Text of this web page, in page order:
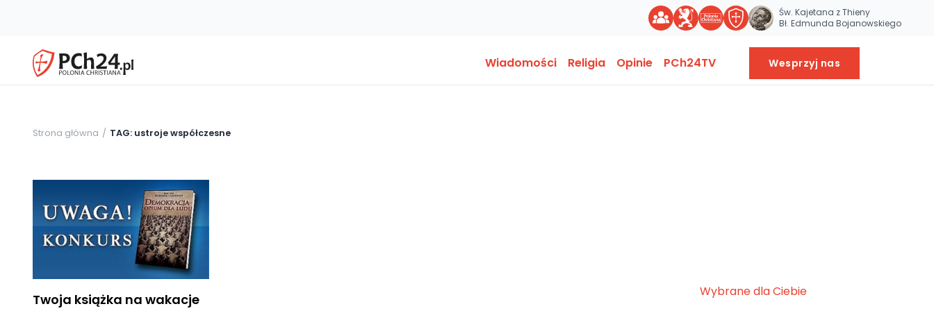
Św. Kajetana z Thieny
Bł. Edmunda Bojanowskiego
Wiadomości Religia Opinie PCh24TV Wesprzyj nas
Strona główna TAG: ustroje współczesne
Twoja książka na wakacje
Wybrane dla Ciebie